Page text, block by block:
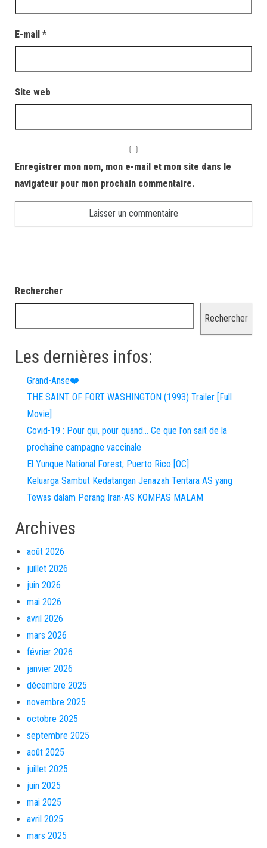
E-mail *
Site web
Enregistrer mon nom, mon e-mail et mon site dans le
navigateur pour mon prochain commentaire.
Rechercher
Rechercher
Les dernières infos:
Grand-Anse❤️
THE SAINT OF FORT WASHINGTON (1993) Trailer [Full
Movie]
Covid-19 : Pour qui, pour quand… Ce que l’on sait de la
prochaine campagne vaccinale
El Yunque National Forest, Puerto Rico [OC]
Keluarga Sambut Kedatangan Jenazah Tentara AS yang
Tewas dalam Perang Iran-AS KOMPAS MALAM
Archives
août 2026
juillet 2026
juin 2026
mai 2026
avril 2026
mars 2026
février 2026
janvier 2026
décembre 2025
novembre 2025
octobre 2025
septembre 2025
août 2025
juillet 2025
juin 2025
mai 2025
avril 2025
mars 2025